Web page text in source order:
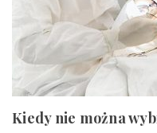
Kiedy nie można